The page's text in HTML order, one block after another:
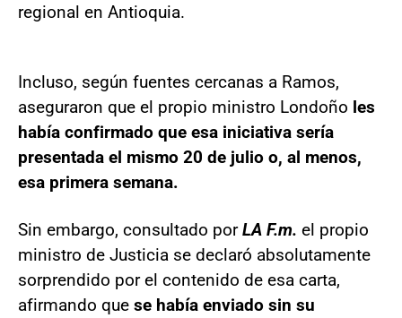
regional en Antioquia.
Incluso, según fuentes cercanas a Ramos,
aseguraron que el propio ministro Londoño les
había confirmado que esa iniciativa sería
presentada el mismo 20 de julio o, al menos,
esa primera semana.
Sin embargo, consultado porLA F.m. el propio
ministro de Justicia se declaró absolutamente
sorprendido por el contenido de esa carta,
afirmando que se había enviado sin su